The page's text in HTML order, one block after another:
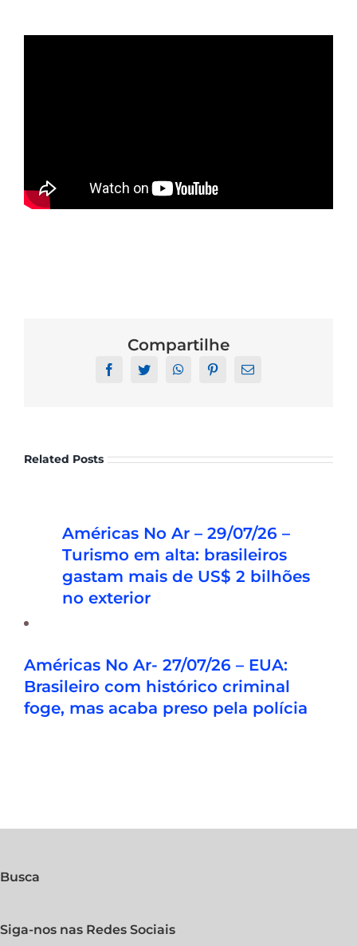
Compartilhe
FacebookTwitter WhatsAppPinterestEmail
Related Posts
Américas No Ar – 03/08/26 – OPT:
Trump estuda taxa de US$ 100 mil
para alunos estrangeiros
Américas No Ar – 29/07/26 –
Turismo em alta: brasileiros
gastam mais de US$ 2 bilhões
no exterior
Américas No Ar- 27/07/26 – EUA:
Brasileiro com histórico criminal
foge, mas acaba preso pela polícia
Busca
Siga-nos nas Redes Sociais